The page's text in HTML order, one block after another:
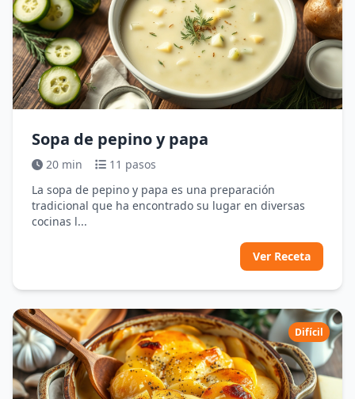
Sopa de pepino y papa
20 min
11 pasos
La sopa de pepino y papa es una preparación
tradicional que ha encontrado su lugar en diversas
cocinas l...
Ver Receta
Difícil